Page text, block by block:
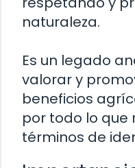
naturaleza.
Es un legado
valorar y
beneficios
por todo lo que
términos de